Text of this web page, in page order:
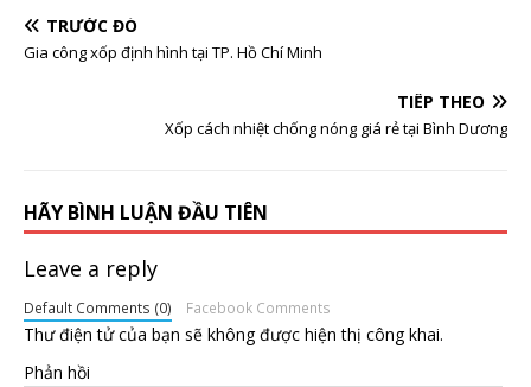
TRƯỚC ĐÓ
Gia công xốp định hình tại TP. Hồ Chí Minh
TIẾP THEO
Xốp cách nhiệt chống nóng giá rẻ tại Bình Dương
HÃY BÌNH LUẬN ĐẦU TIÊN
Leave a reply
Default Comments (0) Facebook Comments
Thư điện tử của bạn sẽ không được hiện thị công khai.
Phản hồi